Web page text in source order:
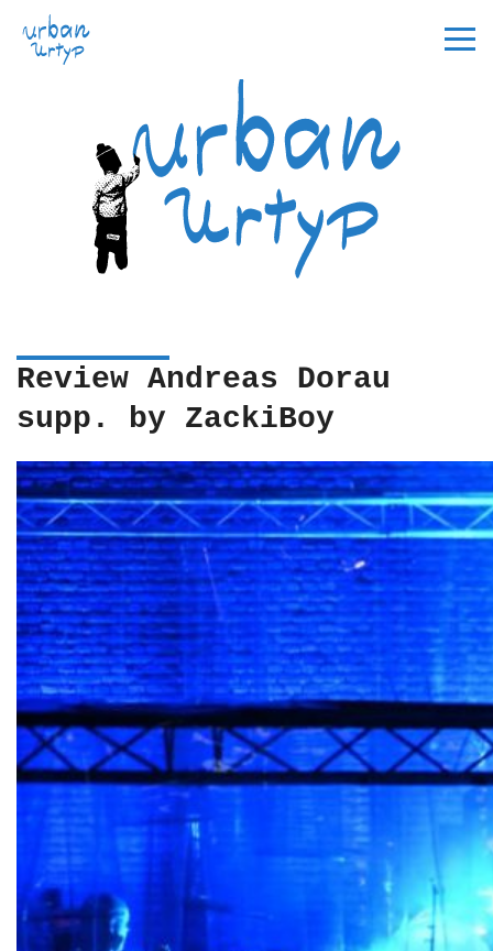
Idee
Termine
Tickets
Kontakt
Newsletter
Ticktes kaufen
Kontakt
Review Andreas Dorau
supp. by ZackiBoy